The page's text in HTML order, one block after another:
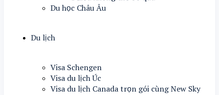
Du học Châu Âu
Du lịch
Visa Schengen
Visa du lịch Úc
Visa du lịch Canada trọn gói cùng New Sky